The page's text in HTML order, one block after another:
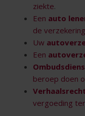
ziekte.
Een auto
de
Uw
Een
beroep doen
vergoeding